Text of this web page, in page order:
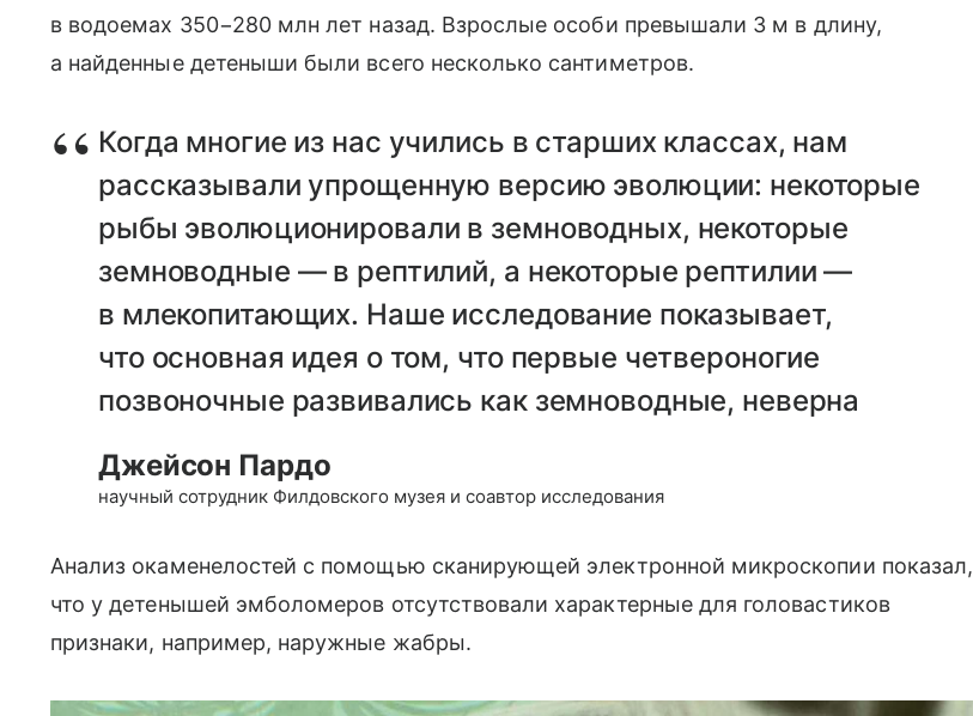
в водоемах 350−280 млн лет назад. Взрослые особи превышали 3 м в длину,
а найденные детеныши были всего несколько сантиметров.
Когда многие из нас учились в старших классах, нам
рассказывали упрощенную версию эволюции: некоторые
рыбы эволюционировали в земноводных, некоторые
земноводные — в рептилий, а некоторые рептилии —
в млекопитающих. Наше исследование показывает,
что основная идея о том, что первые четвероногие
позвоночные развивались как земноводные, неверна
Джейсон Пардо
научный сотрудник Филдовского музея и соавтор исследования
Анализ окаменелостей с помощью сканирующей электронной микроскопии показал,
что у детенышей эмболомеров отсутствовали характерные для головастиков
признаки, например, наружные жабры.